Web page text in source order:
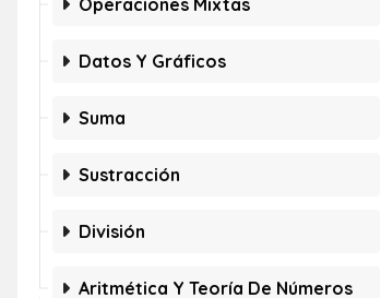
Operaciones Mixtas
Datos Y Gráficos
Suma
Sustracción
División
Aritmética Y Teoría De Números